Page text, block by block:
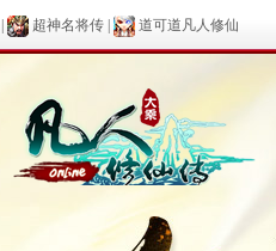
超神名将传 道可道凡人修仙